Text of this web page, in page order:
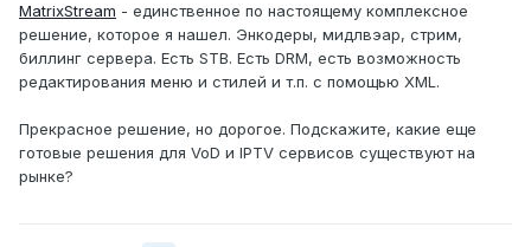
MatrixStream - единственное по настоящему комплексное
решение, которое я нашел. Энкодеры, мидлвэар, стрим,
биллинг сервера. Есть STB. Есть DRM, есть возможность
редактирования меню и стилей и т.п. с помощью XML.
Прекрасное решение, но дорогое. Подскажите, какие еще
готовые решения для VoD и IPTV сервисов существуют на
рынке?